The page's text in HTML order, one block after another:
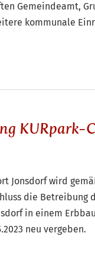
Gemeindeamt,
kommunale
KURpark-
Jonsdorf wird
die Betreibung
in einem
neu vergeben.